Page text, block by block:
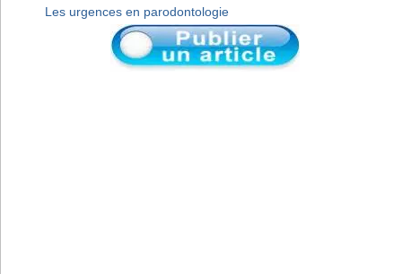
Les urgences en parodontologie